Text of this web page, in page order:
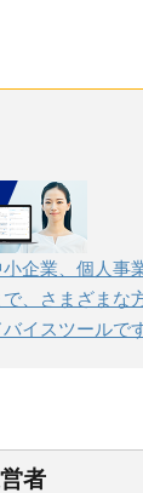
小企業、個人事
、さまざまな
イスツールで
者